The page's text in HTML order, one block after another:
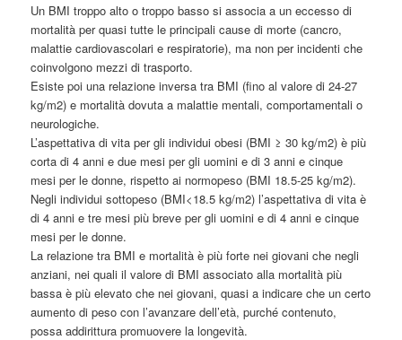
Un BMI troppo alto o troppo basso si associa a un eccesso di
mortalità per quasi tutte le principali cause di morte (cancro,
malattie cardiovascolari e respiratorie), ma non per incidenti che
coinvolgono mezzi di trasporto.
Esiste poi una relazione inversa tra BMI (fino al valore di 24-27
kg/m2) e mortalità dovuta a malattie mentali, comportamentali o
neurologiche.
L’aspettativa di vita per gli individui obesi (BMI ≥ 30 kg/m2) è più
corta di 4 anni e due mesi per gli uomini e di 3 anni e cinque
mesi per le donne, rispetto ai normopeso (BMI 18.5-25 kg/m2).
Negli individui sottopeso (BMI<18.5 kg/m2) l’aspettativa di vita è
di 4 anni e tre mesi più breve per gli uomini e di 4 anni e cinque
mesi per le donne.
La relazione tra BMI e mortalità è più forte nei giovani che negli
anziani, nei quali il valore di BMI associato alla mortalità più
bassa è più elevato che nei giovani, quasi a indicare che un certo
aumento di peso con l’avanzare dell’età, purché contenuto,
possa addirittura promuovere la longevità.